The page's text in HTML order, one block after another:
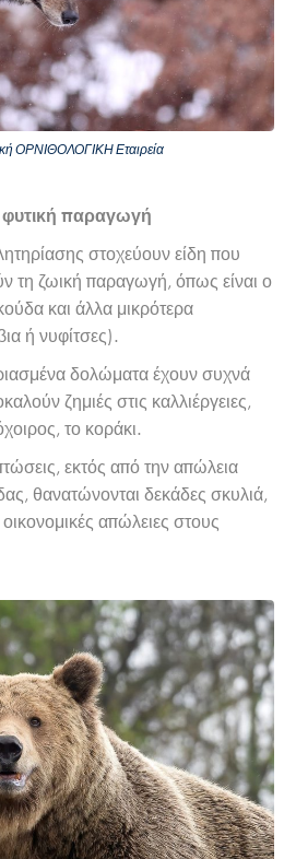
ΟΡΝΙΘΟΛΟΓΙΚΗ Εταιρεία
φυτική παραγωγή
στοχεύουν είδη που
τη ζωική παραγωγή, όπως είναι ο
και άλλα μικρότερα
ή νυφίτσες).
δολώματα έχουν συχνά
ζημιές στις καλλιέργειες,
το κοράκι.
εκτός από την απώλεια
θανατώνονται δεκάδες σκυλιά,
απώλειες στους